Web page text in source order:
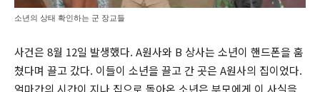
소년의 상태 확인하는 군 장교들
사건은 8월 12일 발생했다. A원사와 B 상사는 소년이 핸드폰을 훔
쳤다며 끌고 갔다. 이들이 소년을 끌고 간 곳은 A원사의 집이었다.
얼마간의 시간이 지나 집으로 돌아온 소년은 부모에게 이 사실을